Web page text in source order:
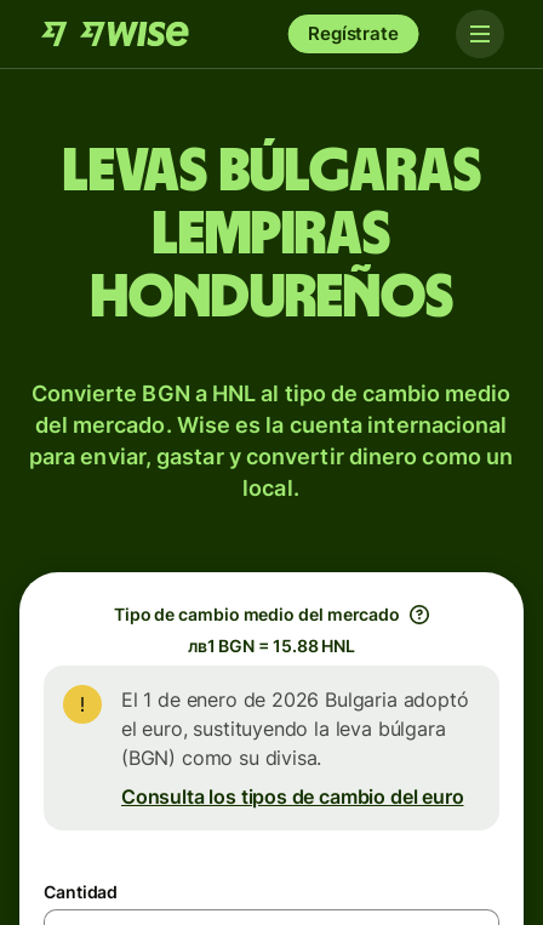
Regístrate
Levas búlgaras
lempiras
hondureños
Convierte BGN a HNL al tipo de cambio medio
del mercado. Wise es la cuenta internacional
para enviar, gastar y convertir dinero como un
local.
Tipo de cambio medio del mercado
лв1 BGN = 15.88 HNL
El 1 de enero de 2026 Bulgaria adoptó
el euro, sustituyendo la leva búlgara
(BGN) como su divisa.
Consulta los tipos de cambio del euro
Cantidad